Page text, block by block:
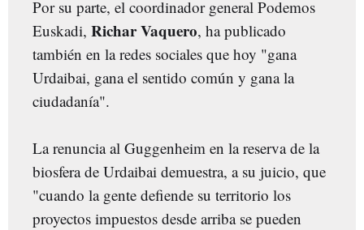
Por su parte, el coordinador general Podemos
Euskadi, Richar Vaquero, ha publicado
también en la redes sociales que hoy "gana
Urdaibai, gana el sentido común y gana la
ciudadanía".
La renuncia al Guggenheim en la reserva de la
biosfera de Urdaibai demuestra, a su juicio, que
"cuando la gente defiende su territorio los
proyectos impuestos desde arriba se pueden